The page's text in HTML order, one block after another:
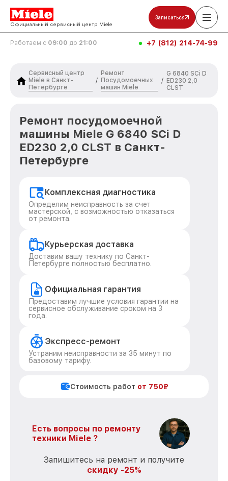
Официальный сервисный центр Miele
Записаться
Работаем с 09:00 до 21:00 +7 (812) 214-74-99
Сервисный центр
Miele в Санкт-
Петербурге
/
Ремонт
Посудомоечных
машин Miele
/
G 6840 SCi D
ED230 2,0
CLST
Ремонт посудомоечной
машины Miele G 6840 SCi D
ED230 2,0 CLST в Санкт-
Петербурге
Комплексная диагностика
Определим неисправность за счет
мастерской, с возможностью отказаться
от ремонта.
Курьерская доставка
Доставим вашу технику по Санкт-
Петербурге полностью бесплатно.
Официальная гарантия
Предоставим лучшие условия гарантии на
сервисное обслуживание сроком на 3
года.
Экспресс-ремонт
Устраним неисправности за 35 минут по
базовому тарифу.
Стоимость работ от 750₽
Есть вопросы по ремонту
техники Miele ?
Запишитесь на ремонт и получите
скидку -25%